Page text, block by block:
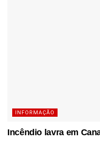
INFORMAÇÃO
Incêndio lavra em